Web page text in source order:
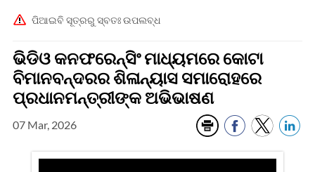
ପିଆଇବି ସୂତ୍ରରୁ ସ୍ବତଃ ଉପଲବ୍ଧ
ଭିଡିଓ କନଫରେନ୍ସିଂ ମାଧ୍ୟମରେ କୋଟା
ବିମାନବନ୍ଦରର ଶିଳାନ୍ୟାସ ସମାରୋହରେ
ପ୍ରଧାନମନ୍ତ୍ରୀଙ୍କ ଅଭିଭାଷଣ
07 Mar, 2026